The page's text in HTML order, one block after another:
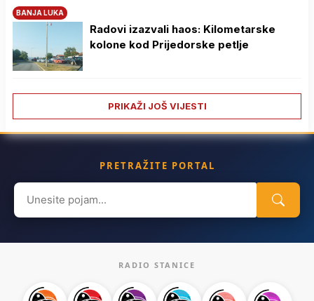
BANJA LUKA
Radovi izazvali haos: Kilometarske
kolone kod Prijedorske petlje
PRIKAŽI JOŠ VIJESTI
PRETRAŽITE PORTAL
Search
for:
RADIO STANICE